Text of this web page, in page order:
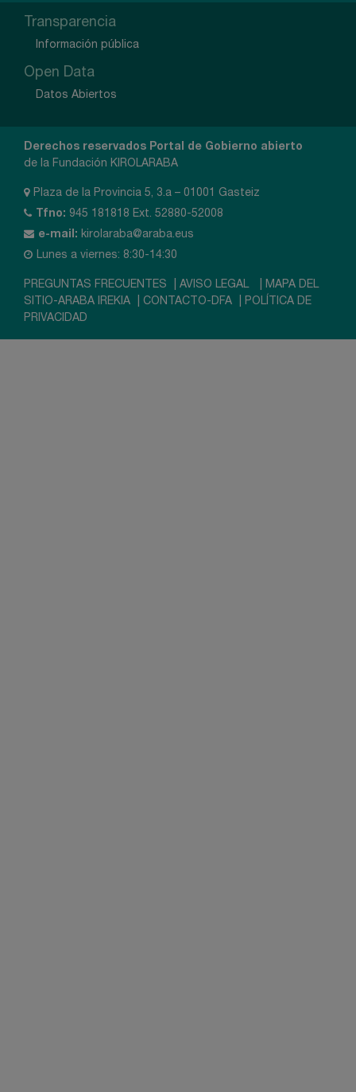
Transparencia
Información pública
Open Data
Datos Abiertos
Derechos reservados Portal de Gobierno abierto
de la Fundación KIROLARABA
Plaza de la Provincia 5, 3.a – 01001 Gasteiz
Tfno: 945 181818 Ext. 52880-52008
e-mail: kirolaraba@araba.eus
Lunes a viernes: 8:30-14:30
PREGUNTAS FRECUENTES AVISO LEGAL
MAPA DEL
SITIO-ARABA IREKIA
CONTACTO-DFA
POLÍTICA DE
PRIVACIDAD